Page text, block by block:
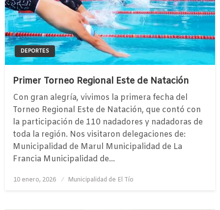
DEPORTES
Primer Torneo Regional Este de Natación
Con gran alegría, vivimos la primera fecha del
Torneo Regional Este de Natación, que contó con
la participación de 110 nadadores y nadadoras de
toda la región. Nos visitaron delegaciones de:
Municipalidad de Marul Municipalidad de La
Francia Municipalidad de…
Publicado
10 enero, 2026 Municipalidad de El Tío